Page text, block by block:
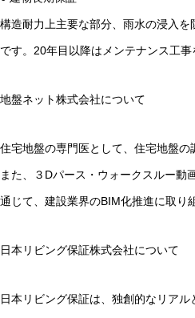
構造耐力上主要な部分、雨水の浸入
です。20年目以降はメンテナンス工
地盤ネット株式会社について
住宅地盤の専門医として、住宅地盤
また、３Dパース・ウォークスルー
通じて、建設業界のBIM化推進に取り
日本リビング保証株式会社について
日本リビング保証は、独創的なリア